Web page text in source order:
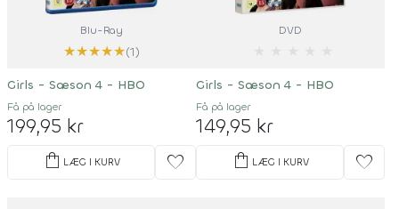
Blu-Ray
★★★★★(1)
Girls - Sæson 4 - HBO
Få på lager
199,95 kr
shopping_bag LÆG I KURV favorite
DVD
Girls - Sæson 4 - HBO
Få på lager
149,95 kr
shopping_bag LÆG I KURV favorite